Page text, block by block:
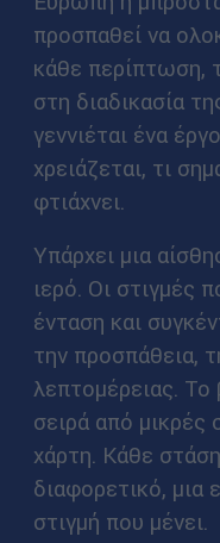
προσπαθεί να
κάθε περίπτωση,
στη διαδικασία
γεννιέται ένα
χρειάζεται, τι
φτιάχνει.
Υπάρχει μια
ιερό. Οι στιγμές
ένταση και
την προσπάθεια,
λεπτομέρειας. Το
σειρά από μικρές
χάρτη. Κάθε
διαφορετικό, μια
στιγμή που μένει.